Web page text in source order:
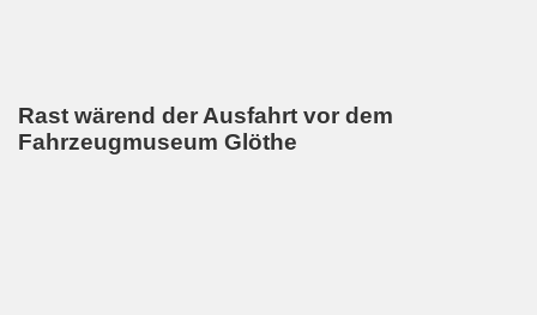
Rast wärend der Ausfahrt vor dem
Fahrzeugmuseum Glöthe